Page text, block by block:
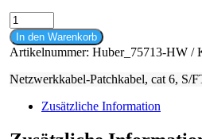
Patchkabel
cat
6
S/FTP
PIMF
weiß
Menge
In den Warenkorb
Artikelnummer: Huber_75713-HW
Netzwerkkabel-Patchkabel, cat 6, S/
Zusätzliche Information